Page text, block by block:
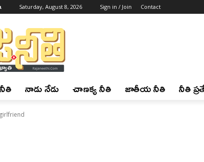
Saturday, August 8, 2026 Sign in / Join Contact
నాడు నేడు చాణక్య నీతి జాతీయ నీతి నీతి